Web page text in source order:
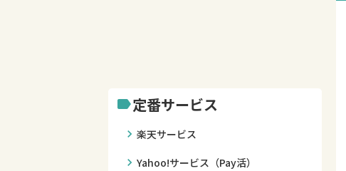
label定番サービス
chevron_right 楽天サービス
chevron_right Yahoo!サービス（Pay活）